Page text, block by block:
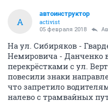
А
автоинструктор
activist
05 февраля 2018
На ул. Сибиряков -
Немировича - Данченко
перекрёстками с ул.
повесили знаки
что запретило
налево с трамвайных